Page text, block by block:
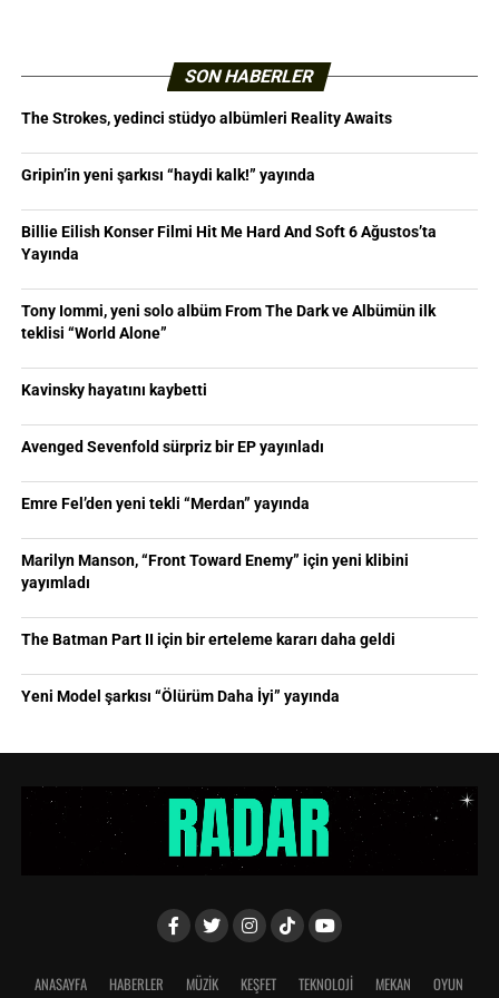
SON HABERLER
The Strokes, yedinci stüdyo albümleri Reality Awaits
Gripin’in yeni şarkısı “haydi kalk!” yayında
Billie Eilish Konser Filmi Hit Me Hard And Soft 6 Ağustos’ta
Yayında
Tony Iommi, yeni solo albüm From The Dark ve Albümün ilk
teklisi “World Alone”
Kavinsky hayatını kaybetti
Avenged Sevenfold sürpriz bir EP yayınladı
Emre Fel’den yeni tekli “Merdan” yayında
Marilyn Manson, “Front Toward Enemy” için yeni klibini
yayımladı
The Batman Part II için bir erteleme kararı daha geldi
Yeni Model şarkısı “Ölürüm Daha İyi” yayında
ANASAYFA HABERLER MÜZİK KEŞFET TEKNOLOJİ MEKAN OYUN